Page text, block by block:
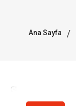
Ana Sayfa